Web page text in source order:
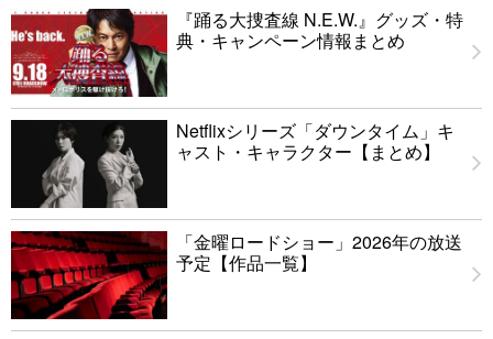
『踊る大捜査線 N.E.W.』グッズ・特
典・キャンペーン情報まとめ
Netflixシリーズ「ダウンタイム」キ
ャスト・キャラクター【まとめ】
「金曜ロードショー」2026年の放送
予定【作品一覧】